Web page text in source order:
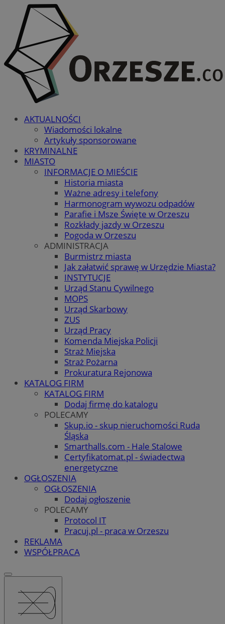
AKTUALNOŚCI
Wiadomości lokalne
Artykuły sponsorowane
KRYMINALNE
MIASTO
INFORMACJE O MIEŚCIE
Historia miasta
Ważne adresy i telefony
Harmonogram wywozu odpadów
Parafie i Msze Święte w Orzeszu
Rozkłady jazdy w Orzeszu
Pogoda w Orzeszu
ADMINISTRACJA
Burmistrz miasta
Jak załatwić sprawę w Urzędzie Miasta?
INSTYTUCJE
Urząd Stanu Cywilnego
MOPS
Urząd Skarbowy
ZUS
Urząd Pracy
Komenda Miejska Policji
Straż Miejska
Straż Pożarna
Prokuratura Rejonowa
KATALOG FIRM
KATALOG FIRM
Dodaj firmę do katalogu
POLECAMY
Skup.io - skup nieruchomości Ruda
Śląska
Smarthalls.com - Hale Stalowe
Certyfikatomat.pl - świadectwa
energetyczne
OGŁOSZENIA
OGŁOSZENIA
Dodaj ogłoszenie
POLECAMY
Protocol IT
Pracuj.pl - praca w Orzeszu
REKLAMA
WSPÓŁPRACA